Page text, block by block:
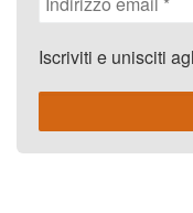
Iscriviti e unisciti